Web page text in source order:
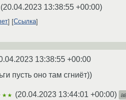
(20.04.2023 13:38:55 +00:00)
Ссылка
13:38:55 +00:00
пусть оно там сгниёт))
(20.04.2023 13:44:01 +00:00)